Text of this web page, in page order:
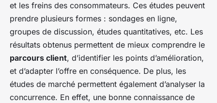
et les freins des consommateurs. Ces études peuvent
prendre plusieurs formes : sondages en ligne,
groupes de discussion, études quantitatives, etc. Les
résultats obtenus permettent de mieux comprendre le
parcours client, d’identifier les points d’amélioration,
et d’adapter l’offre en conséquence. De plus, les
études de marché permettent également d’analyser la
concurrence. En effet, une bonne connaissance de